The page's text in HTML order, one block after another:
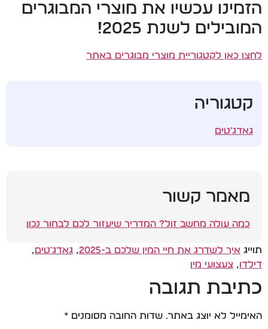
הזמינו עכשיו את מוצרי המבוגרים
המובילים לשנת 2025!
לחצו כאן לקטגוריית מוצרי מבוגרים באתר
קטגוריה
גאדג'טים
מאמר קשור
כמה עולה מחשב זול? המדריך שיעזור לכם לבחור נכון
תוייג איך לשדרג את חיי המין שלכם ב-2025 , גאדג'טים,
דילדו, צעצועי מין
כתיבת תגובה
האימייל לא יוצג באתר. שדות החובה מסומנים *